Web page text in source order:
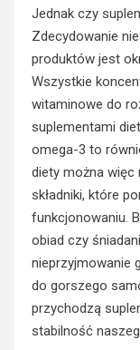
Jednak czy
Zdecydowanie
produktów jest
Wszystkie
witaminowe do
suplementami
omega-3 to
diety można więc
składniki, które
funkcjonowaniu.
obiad czy
nieprzyjmowanie
do gorszego
przychodzą
stabilność